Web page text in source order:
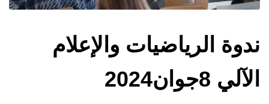
ندوة الرياضيات والإعلام
الآلي 8جوان2024